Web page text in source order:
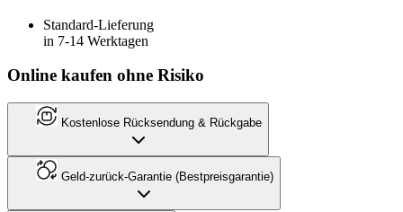
Standard-Lieferung
in 7-14 Werktagen
Online kaufen ohne Risiko
Kostenlose Rücksendung & Rückgabe
Geld-zurück-Garantie (Bestpreisgarantie)